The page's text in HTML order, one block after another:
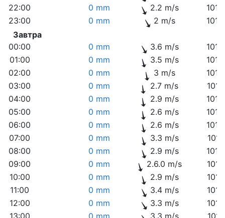
22:00
0 mm 2.2 m/s
23:00
0 mm 2 m/s
Завтра
00:00
0 mm 3.6 m/s
01:00
0 mm 3.5 m/s
02:00
0 mm 3 m/s
03:00
0 mm 2.7 m/s
04:00
0 mm 2.9 m/s
05:00
0 mm 2.6 m/s
06:00
0 mm 2.6 m/s
07:00
0 mm 3.3 m/s
08:00
0 mm 2.9 m/s
09:00
0 mm 2.6.0 m/s
10:00
0 mm 2.9 m/s
11:00
0 mm 3.4 m/s
12:00
0 mm 3.3 m/s
13:00
0 mm 3.3 m/s